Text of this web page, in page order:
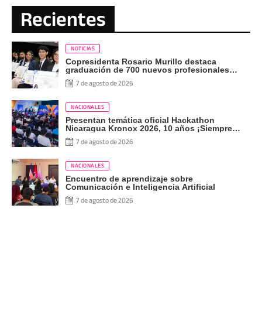
Recientes
NOTICIAS
Copresidenta Rosario Murillo destaca
graduación de 700 nuevos profesionales
Pueblo Presidente
7 de agosto de 2026
NACIONALES
Presentan temática oficial Hackathon
Nicaragua Kronox 2026, 10 años ¡Siempre
Más Allá!
7 de agosto de 2026
NACIONALES
Encuentro de aprendizaje sobre
Comunicación e Inteligencia Artificial
7 de agosto de 2026